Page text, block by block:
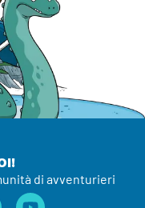
di avventurieri